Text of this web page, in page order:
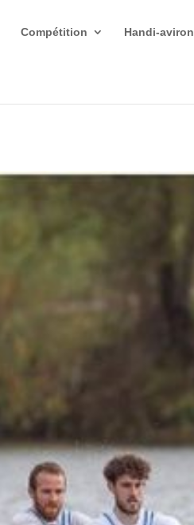
Compétition Handi-aviron